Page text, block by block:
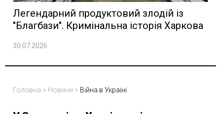
Легендарний продуктовий злодій із
"Благбази". Кримінальна історія Харкова
30.07.2026
Головна > Новини > Війна в Україні